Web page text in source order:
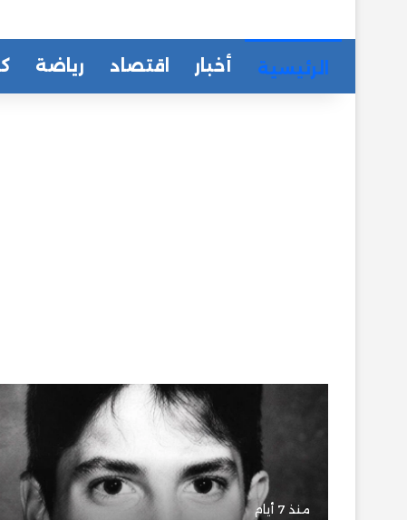
الرئيسية أخبار اقتصاد رياضة
منذ 7 أيام